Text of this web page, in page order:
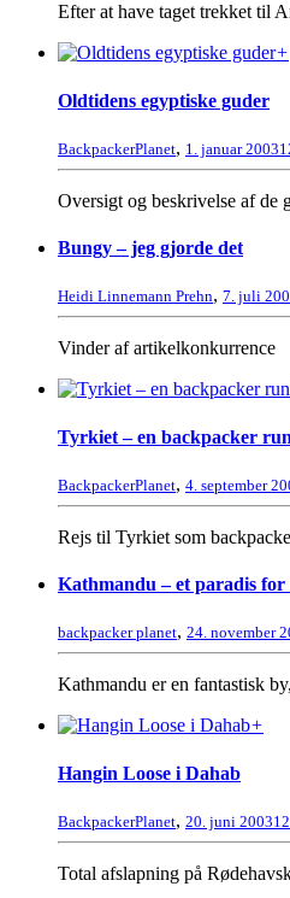
Efter at have taget trekket til
+
Oldtidens egyptiske guder
BackpackerPlanet, 1. januar 2003
Oversigt og beskrivelse af de
Bungy – jeg gjorde det
Heidi Linnemann Prehn, 7. juli
Vinder af artikelkonkurrence
Tyrkiet – en backpacker
BackpackerPlanet, 4. september
Rejs til Tyrkiet som
Kathmandu – et paradis for
backpacker planet, 24. november
Kathmandu er en fantastisk
+
Hangin Loose i Dahab
BackpackerPlanet, 20. juni 2003
Total afslapning på